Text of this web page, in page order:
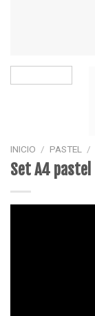
INICIO / PASTEL /
Set A4 pastel